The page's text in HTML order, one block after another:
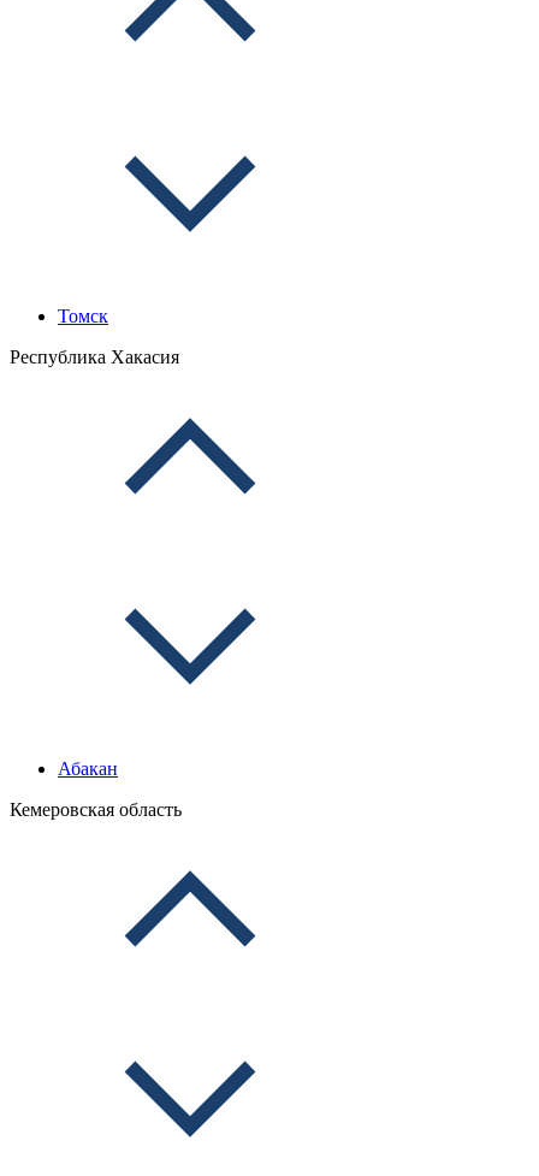
Томск
Республика Хакасия
Абакан
Кемеровская область